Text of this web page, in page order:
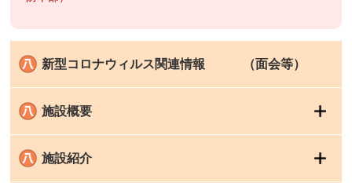
新型コロナウィルス関連情報 （面会等）
施設概要
施設紹介